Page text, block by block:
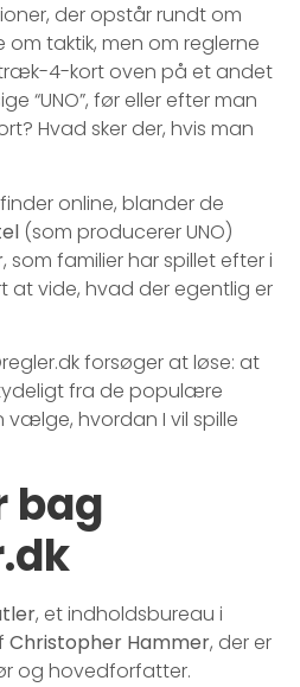
der opstår rundt om
om taktik, men om reglerne
4-kort oven på et andet
“UNO”, før eller efter man
Hvad sker der, hvis man
online, blander de
(som producerer UNO)
, som familier har spillet efter i
at vide, hvad der egentlig er
forsøger at løse: at
fra de populære
vælge, hvordan I vil spille
bag
, et indholdsbureau i
Christopher Hammer, der er
og hovedforfatter.